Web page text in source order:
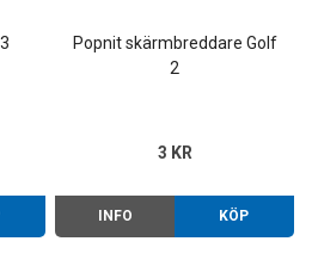
Popnit skärmbreddare Golf
2
3 KR
INFO KÖP